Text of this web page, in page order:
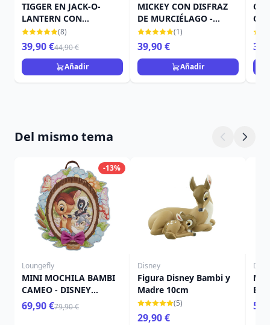
TIGGER EN JACK-O-
LANTERN CON
MURCIÉLAGO - DISNEY
TRADITIONS
(8)
39,90 €44,90 €
Añadir
MICKEY CON DISFRAZ
DE MURCIÉLAGO -
DISNEY TRADITIONS
(1)
39,90 €
Añadir
Del mismo tema
-13%
Loungefly
MINI MOCHILA BAMBI
CAMEO - DISNEY
LOUNGEFLY
69,90 €79,90 €
Disney
Figura Disney Bambi y
Madre 10cm
(5)
29,90 €